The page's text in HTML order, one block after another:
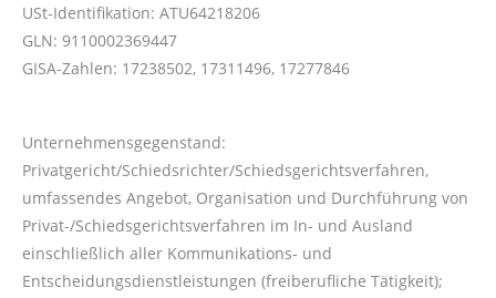
USt-Identifikation: ATU64218206
GLN: 9110002369447
GISA-Zahlen: 17238502, 17311496, 17277846
Unternehmensgegenstand:
Privatgericht/Schiedsrichter/Schiedsgerichtsverfahren,
umfassendes Angebot, Organisation und Durchführung von
Privat-/Schiedsgerichtsverfahren im In- und Ausland
einschließlich aller Kommunikations- und
Entscheidungsdienstleistungen (freiberufliche Tätigkeit);